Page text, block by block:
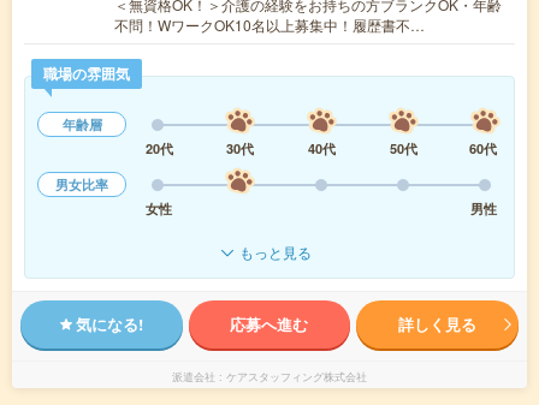
＜無資格OK！＞介護の経験をお持ちの方ブランクOK・年齢
不問！WワークOK10名以上募集中！履歴書不…
職場の雰囲気
年齢層
20代
30代 40代 50代
60代
男女比率
女性
男性
もっと見る
気になる! 応募へ進む 詳しく見る
派遣会社 ケアスタッフィング株式会社